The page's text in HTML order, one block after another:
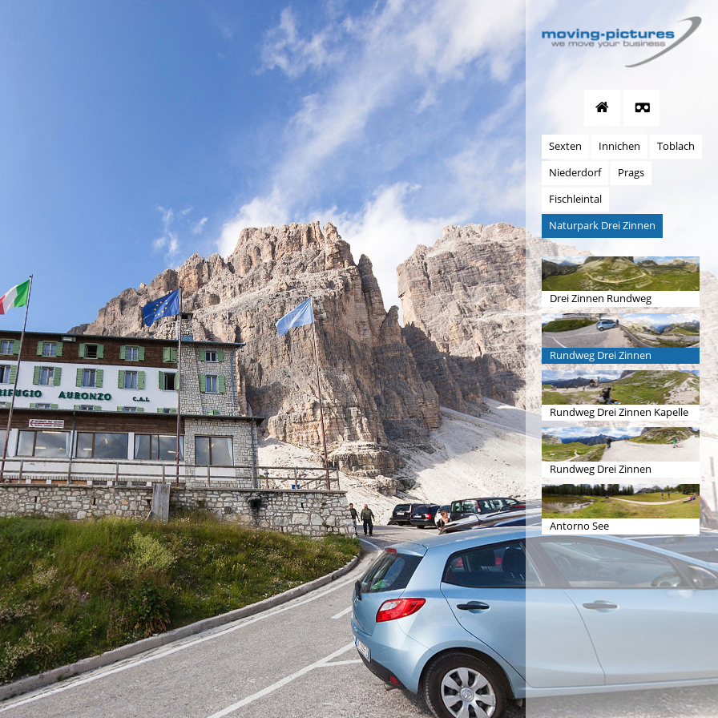
Sexten Innichen
Toblach
Niederdorf
Prags
Fischleintal
Naturpark Drei Zinnen
Drei Zinnen Rundweg
Rundweg Drei Zinnen
Rundweg Drei Zinnen Kapelle
Rundweg Drei Zinnen
Antorno See